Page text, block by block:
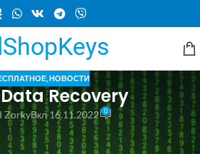
,НОВОСТИ
Recovery
ZorkyВкл 16.11.2022 0
получаем программу восстановления
Recovery